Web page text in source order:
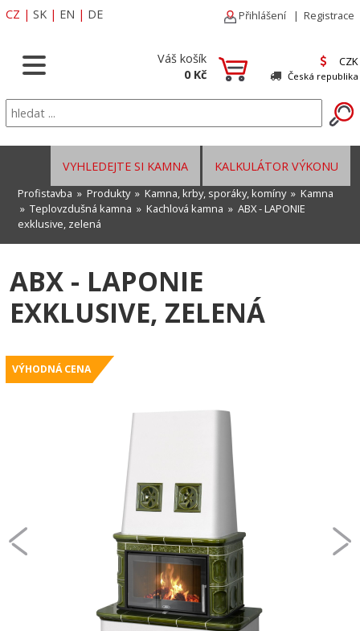
CZ | SK | EN | DE Přihlášení | Registrace
Váš košík
0 Kč
CZK
Česká republika
KALKULÁTOR VÝKONU
VYHLEDEJTE SI KAMNA
Profistavba » Produkty» Kamna, krby, sporáky, komíny» Kamna
» Teplovzdušná kamna » Kachlová kamna » ABX - LAPONIE
exklusive, zelená
ABX - LAPONIE
EXKLUSIVE, ZELENÁ
VÝHODNÁ CENA